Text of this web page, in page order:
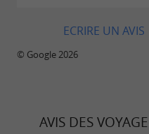
ECRIRE UN AVIS
© Google 2026
AVIS DES